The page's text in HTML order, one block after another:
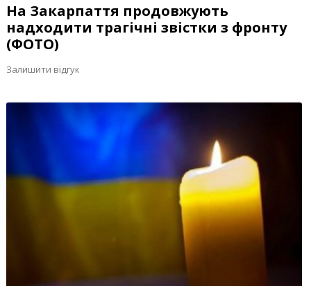
На Закарпаття продовжують
надходити трагічні звістки з фронту
(ФОТО)
Залишити відгук